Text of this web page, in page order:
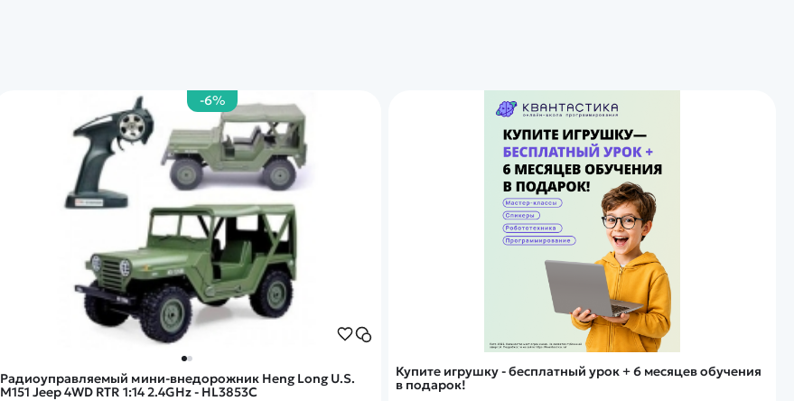
Купите игрушку - бесплатный урок + 6 месяцев обучения
в подарок!
-6%
Радиоуправляемый мини-внедорожник Heng Long U.S.
M151 Jeep 4WD RTR 1:14 2.4GHz - HL3853C